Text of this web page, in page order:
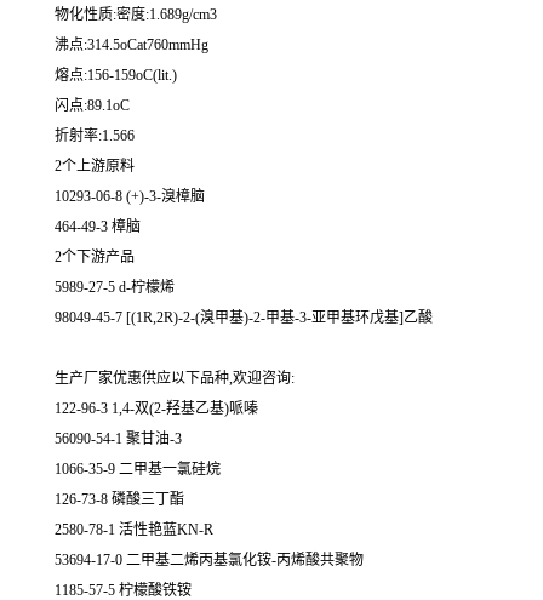
物化性质:密度:1.689g/cm3
沸点:314.5oCat760mmHg
熔点:156-159oC(lit.)
闪点:89.1oC
折射率:1.566
2个上游原料
10293-06-8 (+)-3-溴樟脑
464-49-3 樟脑
2个下游产品
5989-27-5 d-柠檬烯
98049-45-7 [(1R,2R)-2-(溴甲基)-2-甲基-3-亚甲基环戊基]乙酸
生产厂家优惠供应以下品种,欢迎咨询:
122-96-3 1,4-双(2-羟基乙基)哌嗪
56090-54-1 聚甘油-3
1066-35-9 二甲基一氯硅烷
126-73-8 磷酸三丁酯
2580-78-1 活性艳蓝KN-R
53694-17-0 二甲基二烯丙基氯化铵-丙烯酸共聚物
1185-57-5 柠檬酸铁铵